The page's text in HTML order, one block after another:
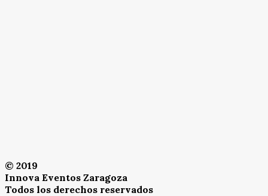
© 2019
Innova Eventos Zaragoza
Todos los derechos reservados